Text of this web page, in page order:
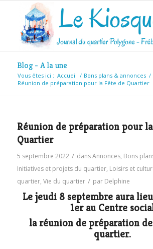
Blog - A la une
Vous êtes ici : Accueil / Bons plans & annonces /
Réunion de préparation pour la Fête de Quartier
Réunion de préparation pour
Quartier
5 septembre 2022 / dansAnnonces, Bons
Initiatives et projets du quartier, Loisirs et
quartier, Vie du quartier / par Delphine
Le jeudi 8 septembre aura
1er au Centre
la réunion de préparation
quartier.